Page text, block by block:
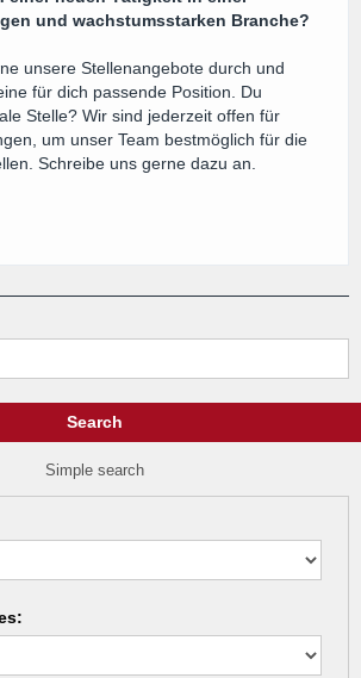
und wachstumsstarken Branche?
unsere Stellenangebote durch und
für dich passende Position. Du
Stelle? Wir sind jederzeit offen für
um unser Team bestmöglich für die
Schreibe uns gerne dazu an.
Search
Simple search
: